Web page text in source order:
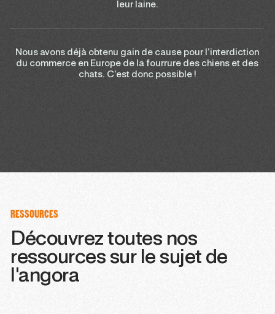
leur laine.
Nous avons déjà obtenu gain de cause pour l’interdiction
du commerce en Europe de la fourrure des chiens et des
chats. C’est donc possible !
RESSOURCES
Découvrez toutes nos
ressources sur le sujet de
l'angora